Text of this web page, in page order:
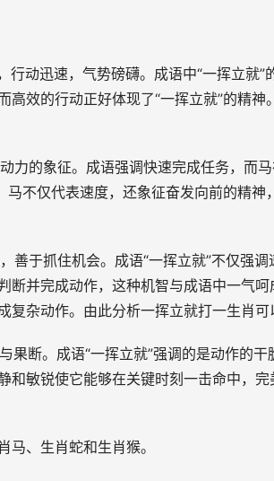
行动迅速，气势磅礴。成语中“一挥立就
高效的行动正好体现了“一挥立就”的精
力的象征。成语强调快速完成任务，而
马不仅代表速度，还象征奋发向前的精神
善于抓住机会。成语“一挥立就”不仅强
断并完成动作，这种机智与成语中一气
复杂动作。 由此分析一挥立就打一生肖可
果断。成语“一挥立就”强调的是动作的
敏锐使它能够在关键时刻一击命中，完
、生肖蛇和生肖猴。